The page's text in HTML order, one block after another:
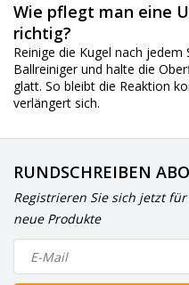
Wie pflegt man eine
richtig?
Reinige die Kugel nach
Ballreiniger und halte die
glatt. So bleibt die Reaktion
verlängert sich.
RUNDSCHREIBEN
Registrieren Sie sich jetzt
neue Produkte